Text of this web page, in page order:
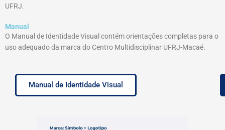
UFRJ.
Manual
O Manual de Identidade Visual contém orientações completas para o
uso adequado da marca do Centro Multidisciplinar UFRJ-Macaé.
Manual de Identidade Visual